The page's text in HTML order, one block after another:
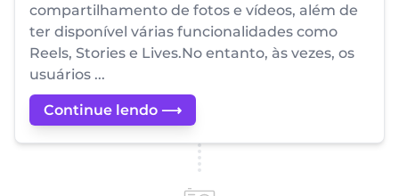
compartilhamento de fotos e vídeos, além de
ter disponível várias funcionalidades como
Reels, Stories e Lives.No entanto, às vezes, os
usuários ...
Continue lendo ⟶